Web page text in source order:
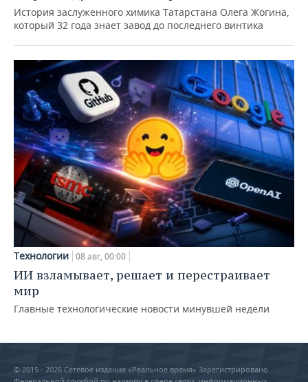
История заслуженного химика Татарстана Олега Жогина,
который 32 года знает завод до последнего винтика
Технологии 08 авг, 00:00
ИИ взламывает, решает и перестраивает
мир
Главные технологические новости минувшей недели
© 2015 - 2026 Сетевое издание «Реальное время» Зарегистрировано